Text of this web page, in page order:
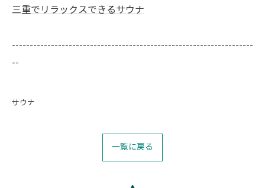
三重でリラックスできるサウナ
--------------------------------------------------------------------
--
サウナ
一覧に戻る